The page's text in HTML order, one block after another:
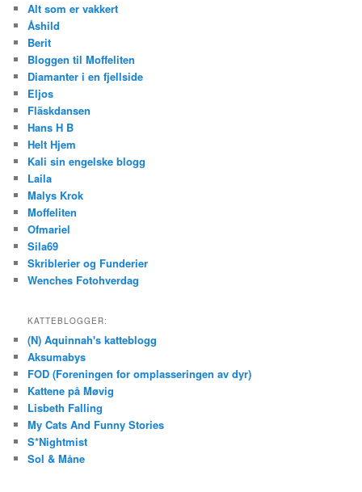
Alt som er vakkert
Åshild
Berit
Bloggen til Moffeliten
Diamanter i en fjellside
Eljos
Fläskdansen
Hans H B
Helt Hjem
Kali sin engelske blogg
Laila
Malys Krok
Moffeliten
Ofmariel
Sila69
Skriblerier og Funderier
Wenches Fotohverdag
KATTEBLOGGER:
(N) Aquinnah's katteblogg
Aksumabys
FOD (Foreningen for omplasseringen av dyr)
Kattene på Møvig
Lisbeth Falling
My Cats And Funny Stories
S*Nightmist
Sol & Måne